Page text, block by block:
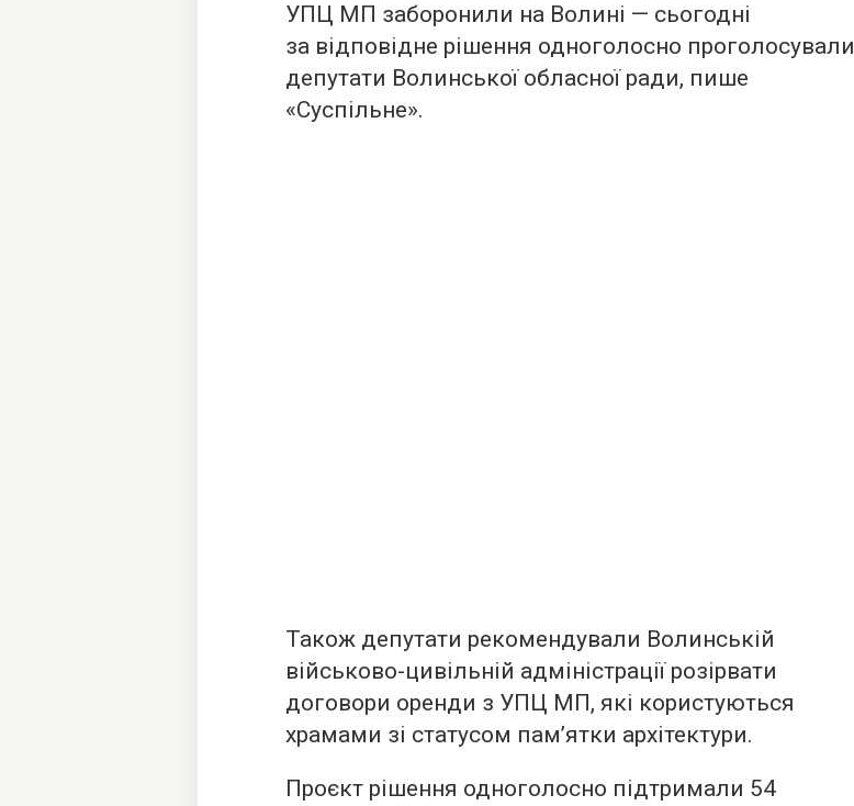
УПЦ МП заборонили на Волині — сьогодні
за відповідне рішення одноголосно проголосували
депутати Волинської обласної ради, пише
«Суспільне».
Також депутати рекомендували Волинській
військово-цивільній адміністрації розірвати
договори оренди з УПЦ МП, які користуються
храмами зі статусом пам’ятки архітектури.
Проєкт рішення одноголосно підтримали 54